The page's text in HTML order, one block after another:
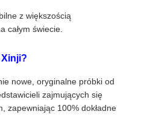
z większością
całym świecie.
nowe, oryginalne próbki od
zajmujących się
zapewniając 100% dokładne